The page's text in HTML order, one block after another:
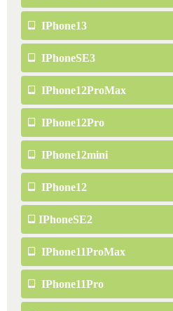
IPhone13
IPhoneSE3
IPhone12ProMax
IPhone12Pro
IPhone12mini
IPhone12
IPhoneSE2
IPhone11ProMax
IPhone11Pro